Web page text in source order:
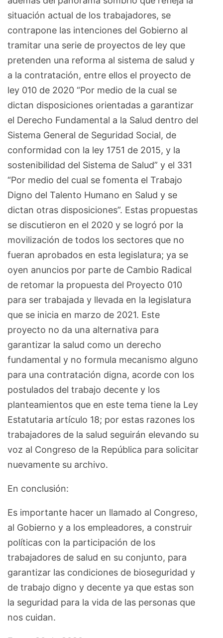
situación actual de los trabajadores, se
contrapone las intenciones del Gobierno al
tramitar una serie de proyectos de ley que
pretenden una reforma al sistema de salud y
a la contratación, entre ellos el proyecto de
ley 010 de 2020 “Por medio de la cual se
dictan disposiciones orientadas a garantizar
el Derecho Fundamental a la Salud dentro del
Sistema General de Seguridad Social, de
conformidad con la ley 1751 de 2015, y la
sostenibilidad del Sistema de Salud” y el 331
“Por medio del cual se fomenta el Trabajo
Digno del Talento Humano en Salud y se
dictan otras disposiciones”. Estas propuestas
se discutieron en el 2020 y se logró por la
movilización de todos los sectores que no
fueran aprobados en esta legislatura; ya se
oyen anuncios por parte de Cambio Radical
de retomar la propuesta del Proyecto 010
para ser trabajada y llevada en la legislatura
que se inicia en marzo de 2021. Este
proyecto no da una alternativa para
garantizar la salud como un derecho
fundamental y no formula mecanismo alguno
para una contratación digna, acorde con los
postulados del trabajo decente y los
planteamientos que en este tema tiene la Ley
Estatutaria artículo 18; por estas razones los
trabajadores de la salud seguirán elevando su
voz al Congreso de la República para solicitar
nuevamente su archivo.
En conclusión:
Es importante hacer un llamado al Congreso,
al Gobierno y a los empleadores, a construir
políticas con la participación de los
trabajadores de salud en su conjunto, para
garantizar las condiciones de bioseguridad y
de trabajo digno y decente ya que estas son
la seguridad para la vida de las personas que
nos cuidan.